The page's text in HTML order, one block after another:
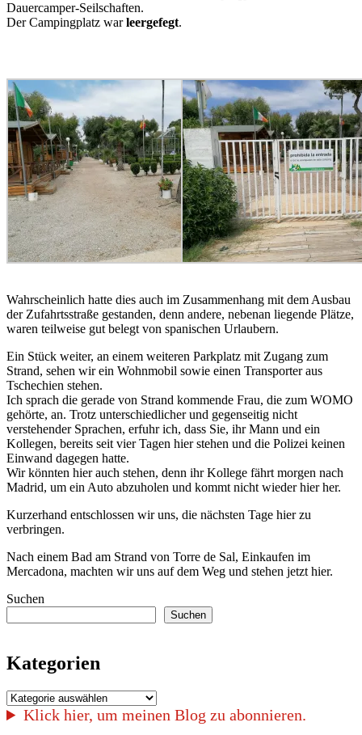
Dauercamper-Seilschaften.
Der Campingplatz warleergefegt.
Wahrscheinlich hatte dies auch im Zusammenhang mit dem Ausbau
der Zufahrtsstraße gestanden, denn andere, nebenan liegende Plätze,
waren teilweise gut belegt von spanischen Urlaubern.
Ein Stück weiter, an einem weiteren Parkplatz mit Zugang zum
Strand, sehen wir ein Wohnmobil sowie einen Transporter aus
Tschechien stehen.
Ich sprach die gerade von Strand kommende Frau, die zum WOMO
gehörte, an. Trotz unterschiedlicher und gegenseitig nicht
verstehender Sprachen, erfuhr ich, dass Sie, ihr Mann und ein
Kollegen, bereits seit vier Tagen hier stehen und die Polizei keinen
Einwand dagegen hatte.
Wir könnten hier auch stehen, denn ihr Kollege fährt morgen nach
Madrid, um ein Auto abzuholen und kommt nicht wieder hier her.
Kurzerhand entschlossen wir uns, die nächsten Tage hier zu
verbringen.
Nach einem Bad am Strand von Torre de Sal, Einkaufen im
Mercadona, machten wir uns auf dem Weg und stehen jetzt hier.
Suchen
Suchen
Kategorien
Kategorien
Klick hier, um meinen Blog zu abonnieren.